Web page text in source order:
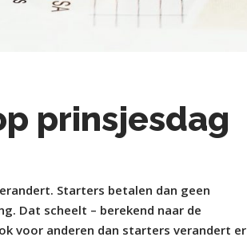
prinsjesdag
Starters betalen dan geen
Dat scheelt – berekend naar de
voor anderen dan starters verandert er